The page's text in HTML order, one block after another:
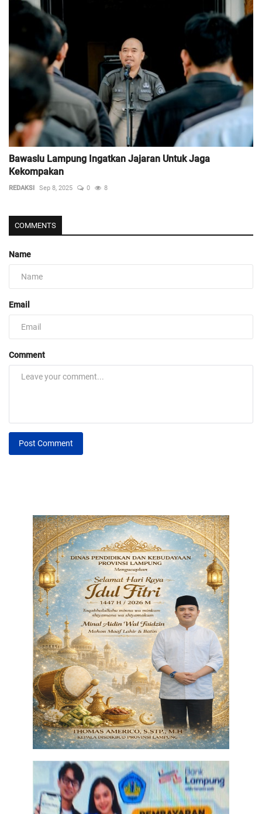
Bawaslu Lampung Ingatkan Jajaran Untuk Jaga
Kekompakan
REDAKSI Sep 8, 2025 0 8
COMMENTS
Name
Email
Comment
Post Comment